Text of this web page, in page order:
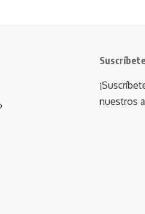
nuestros